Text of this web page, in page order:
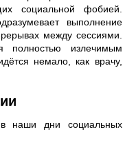
социальной фобией.
выполнение
между сессиями.
полностью излечимым
немало, как врачу,
в наши дни социальных